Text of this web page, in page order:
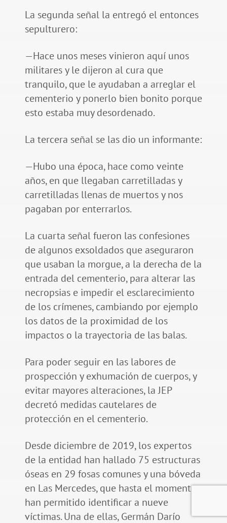
La segunda señal la entregó el entonces
sepulturero:
—Hace unos meses vinieron aquí unos
militares y le dijeron al cura que
tranquilo, que le ayudaban a arreglar el
cementerio y ponerlo bien bonito porque
esto estaba muy desordenado.
La tercera señal se las dio un informante:
—Hubo una época, hace como veinte
años, en que llegaban carretilladas y
carretilladas llenas de muertos y nos
pagaban por enterrarlos.
La cuarta señal fueron las confesiones
de algunos exsoldados que aseguraron
que usaban la morgue, a la derecha de la
entrada del cementerio, para alterar las
necropsias e impedir el esclarecimiento
de los crímenes, cambiando por ejemplo
los datos de la proximidad de los
impactos o la trayectoria de las balas.
Para poder seguir en las labores de
prospección y exhumación de cuerpos, y
evitar mayores alteraciones, la JEP
decretó medidas cautelares de
protección en el cementerio.
Desde diciembre de 2019, los expertos
de la entidad han hallado 75 estructuras
óseas en 29 fosas comunes y una bóveda
en Las Mercedes, que hasta el momento
han permitido identificar a nueve
víctimas. Una de ellas, Germán Darío